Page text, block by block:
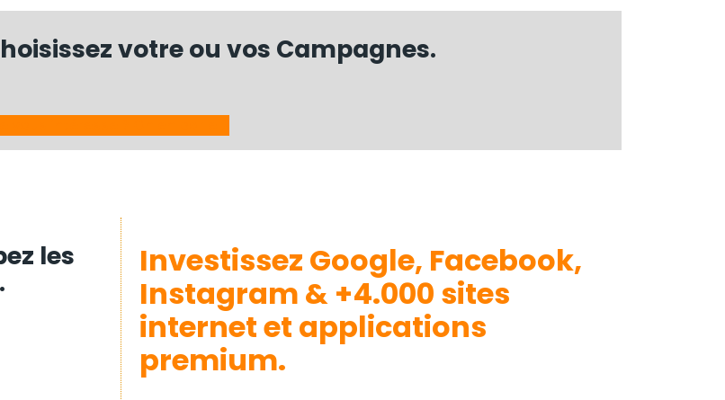
votre ou vos Campagnes.
les
Investissez Google, Facebook,
Instagram & +4.000 sites
internet et applications
premium.